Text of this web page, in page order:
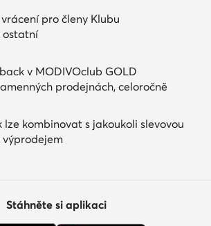
pro členy Klubu
ostatní
v MODIVOclub GOLD
prodejnách, celoročně
lze kombinovat s jakoukoli slevovou
výprodejem
Stáhněte si aplikaci